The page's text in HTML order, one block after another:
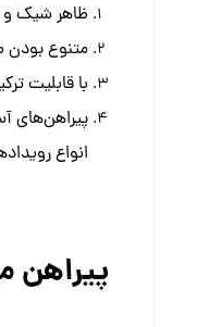
ظاهر شیک و
متنوع بودن
با قابلیت
پیراهن‌های
انواع
پیراهن